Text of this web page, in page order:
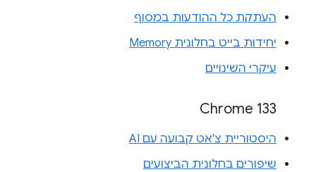
העתקת כל ההודעות במסוף
יחידות בייט בחלונית Memory
עיקרי השינויים
Chrome 133
היסטוריית צ'אט קבועה עם AI
שיפורים בחלונית הביצועים